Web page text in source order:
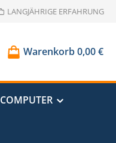
LANGJÄHRIGE ERFAHRUNG
Warenkorb0,00 €
COMPUTER